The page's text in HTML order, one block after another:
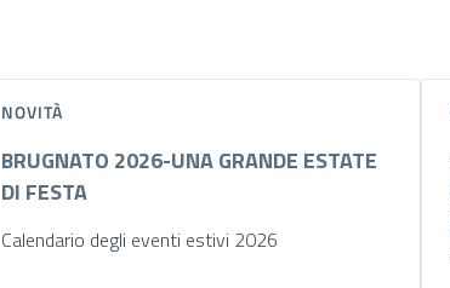
NOVITÀ
BRUGNATO 2026-UNA GRANDE ESTATE
DI FESTA
Calendario degli eventi estivi 2026